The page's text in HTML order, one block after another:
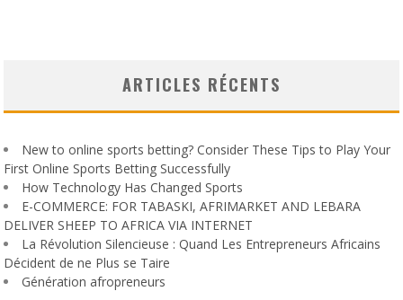
ARTICLES RÉCENTS
New to online sports betting? Consider These Tips to Play Your
First Online Sports Betting Successfully
How Technology Has Changed Sports
E-COMMERCE: FOR TABASKI, AFRIMARKET AND LEBARA
DELIVER SHEEP TO AFRICA VIA INTERNET
La Révolution Silencieuse : Quand Les Entrepreneurs Africains
Décident de ne Plus se Taire
Génération afropreneurs